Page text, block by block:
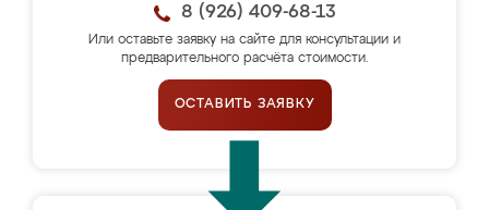
8 (926) 409-68-13
Или оставьте заявку на сайте для консультации и
предварительного расчёта стоимости.
ОСТАВИТЬ ЗАЯВКУ